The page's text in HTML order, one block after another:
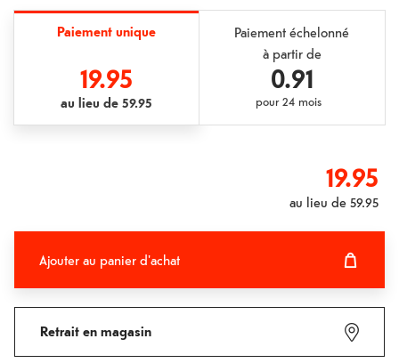
Paiement unique
19.95
au lieu de59.95
Paiement échelonné
à partir de
0.91
pour24 mois
19.95
au lieu de59.95
Ajouter au panier d'achat
Retrait en magasin